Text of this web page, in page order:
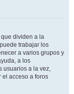
dividen a la
trabajar los
a varios grupos y
a los
usuarios a la vez,
el acceso a foros